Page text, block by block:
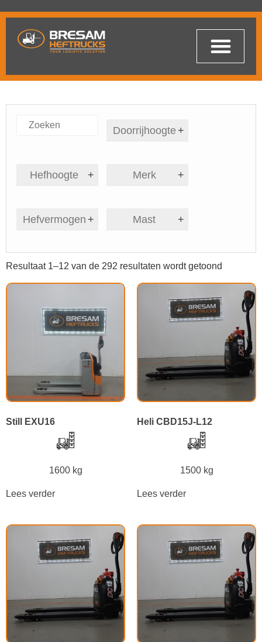
Doorrijhoogte +
Hefhoogte + Merk +
Hefvermogen + Mast +
Resultaat 1–12 van de 292 resultaten wordt getoond
Still EXU16
1600 kg
Lees verder
Heli CBD15J-L12
1500 kg
Lees verder